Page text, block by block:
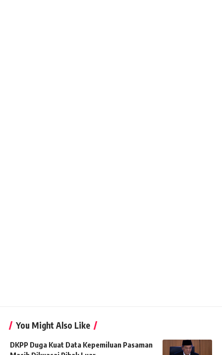
You Might Also Like
DKPP Duga Kuat Data Kepemiluan Pasaman